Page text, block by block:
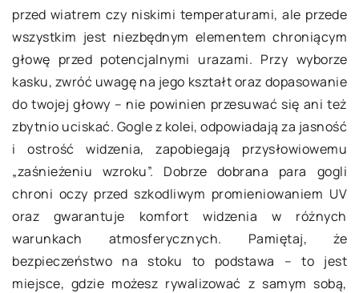
przed wiatrem czy niskimi temperaturami, ale przede
wszystkim jest niezbędnym elementem chroniącym
głowę przed potencjalnymi urazami. Przy wyborze
kasku, zwróć uwagę na jego kształt oraz dopasowanie
do twojej głowy – nie powinien przesuwać się ani też
zbytnio uciskać. Gogle z kolei, odpowiadają za jasność
i ostrość widzenia, zapobiegają przysłowiowemu
„zaśnieżeniu wzroku”. Dobrze dobrana para gogli
chroni oczy przed szkodliwym promieniowaniem UV
oraz gwarantuje komfort widzenia w różnych
warunkach atmosferycznych. Pamiętaj, że
bezpieczeństwo na stoku to podstawa – to jest
miejsce, gdzie możesz rywalizować z samym sobą,